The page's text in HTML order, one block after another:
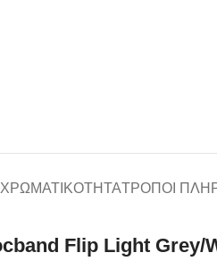
ΧΡΩΜΑΤΙΚΌΤΗΤΑΤΡΌΠΟΙ
Flip Light Grey/